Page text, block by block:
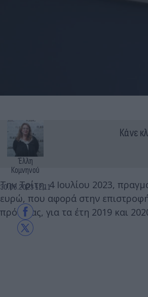
Έλλη
Κομνηνού
30.06.2023 12:11
Κάνε
Tην Τρίτη, 4 Ιουλίου 2023,
ευρώ, που αφορά στην
πρόνοιας, για τα έτη 2019 και